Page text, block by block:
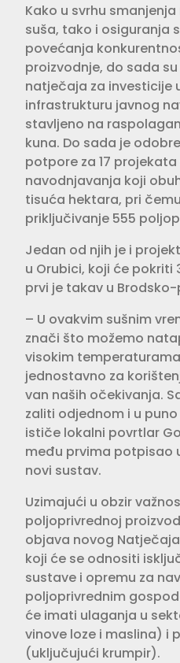
Kako u svrhu
suša, tako i osiguranja
povećanja
proizvodnje, do sada
natječaja za investicije
infrastrukturu javnog
stavljeno na
kuna. Do sada je
potpore za 17
navodnjavanja koji
tisuća hektara, pri
priključivanje 555
Jedan od njih je i
u Orubici, koji će
prvi je takav u
– U ovakvim sušnim
znači što možemo
visokim
jednostavno za
van naših očekivanja.
zaliti odjednom i u
ističe lokalni povrtlar
među prvima potpisao
novi sustav.
Uzimajući u obzir
poljoprivrednoj
objava novog Natječaja
koji će se odnositi
sustave i opremu za
poljoprivrednim
će imati ulaganja u
vinove loze i maslina) i
(uključujući krumpir).